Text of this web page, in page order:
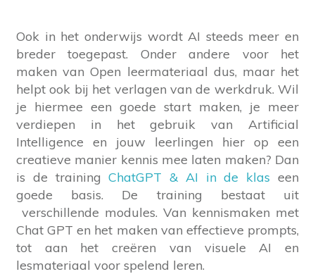
Ook in het onderwijs wordt AI steeds meer en
breder toegepast. Onder andere voor het
maken van Open leermateriaal dus, maar het
helpt ook bij het verlagen van de werkdruk. Wil
je hiermee een goede start maken, je meer
verdiepen in het gebruik van Artificial
Intelligence en jouw leerlingen hier op een
creatieve manier kennis mee laten maken? Dan
is de trainingChatGPT & AI in de klaseen
goede basis. De training bestaat uit
verschillende modules. Van kennismaken met
Chat GPT en het maken van effectieve prompts,
tot aan het creëren van visuele AI en
lesmateriaal voor spelend leren.